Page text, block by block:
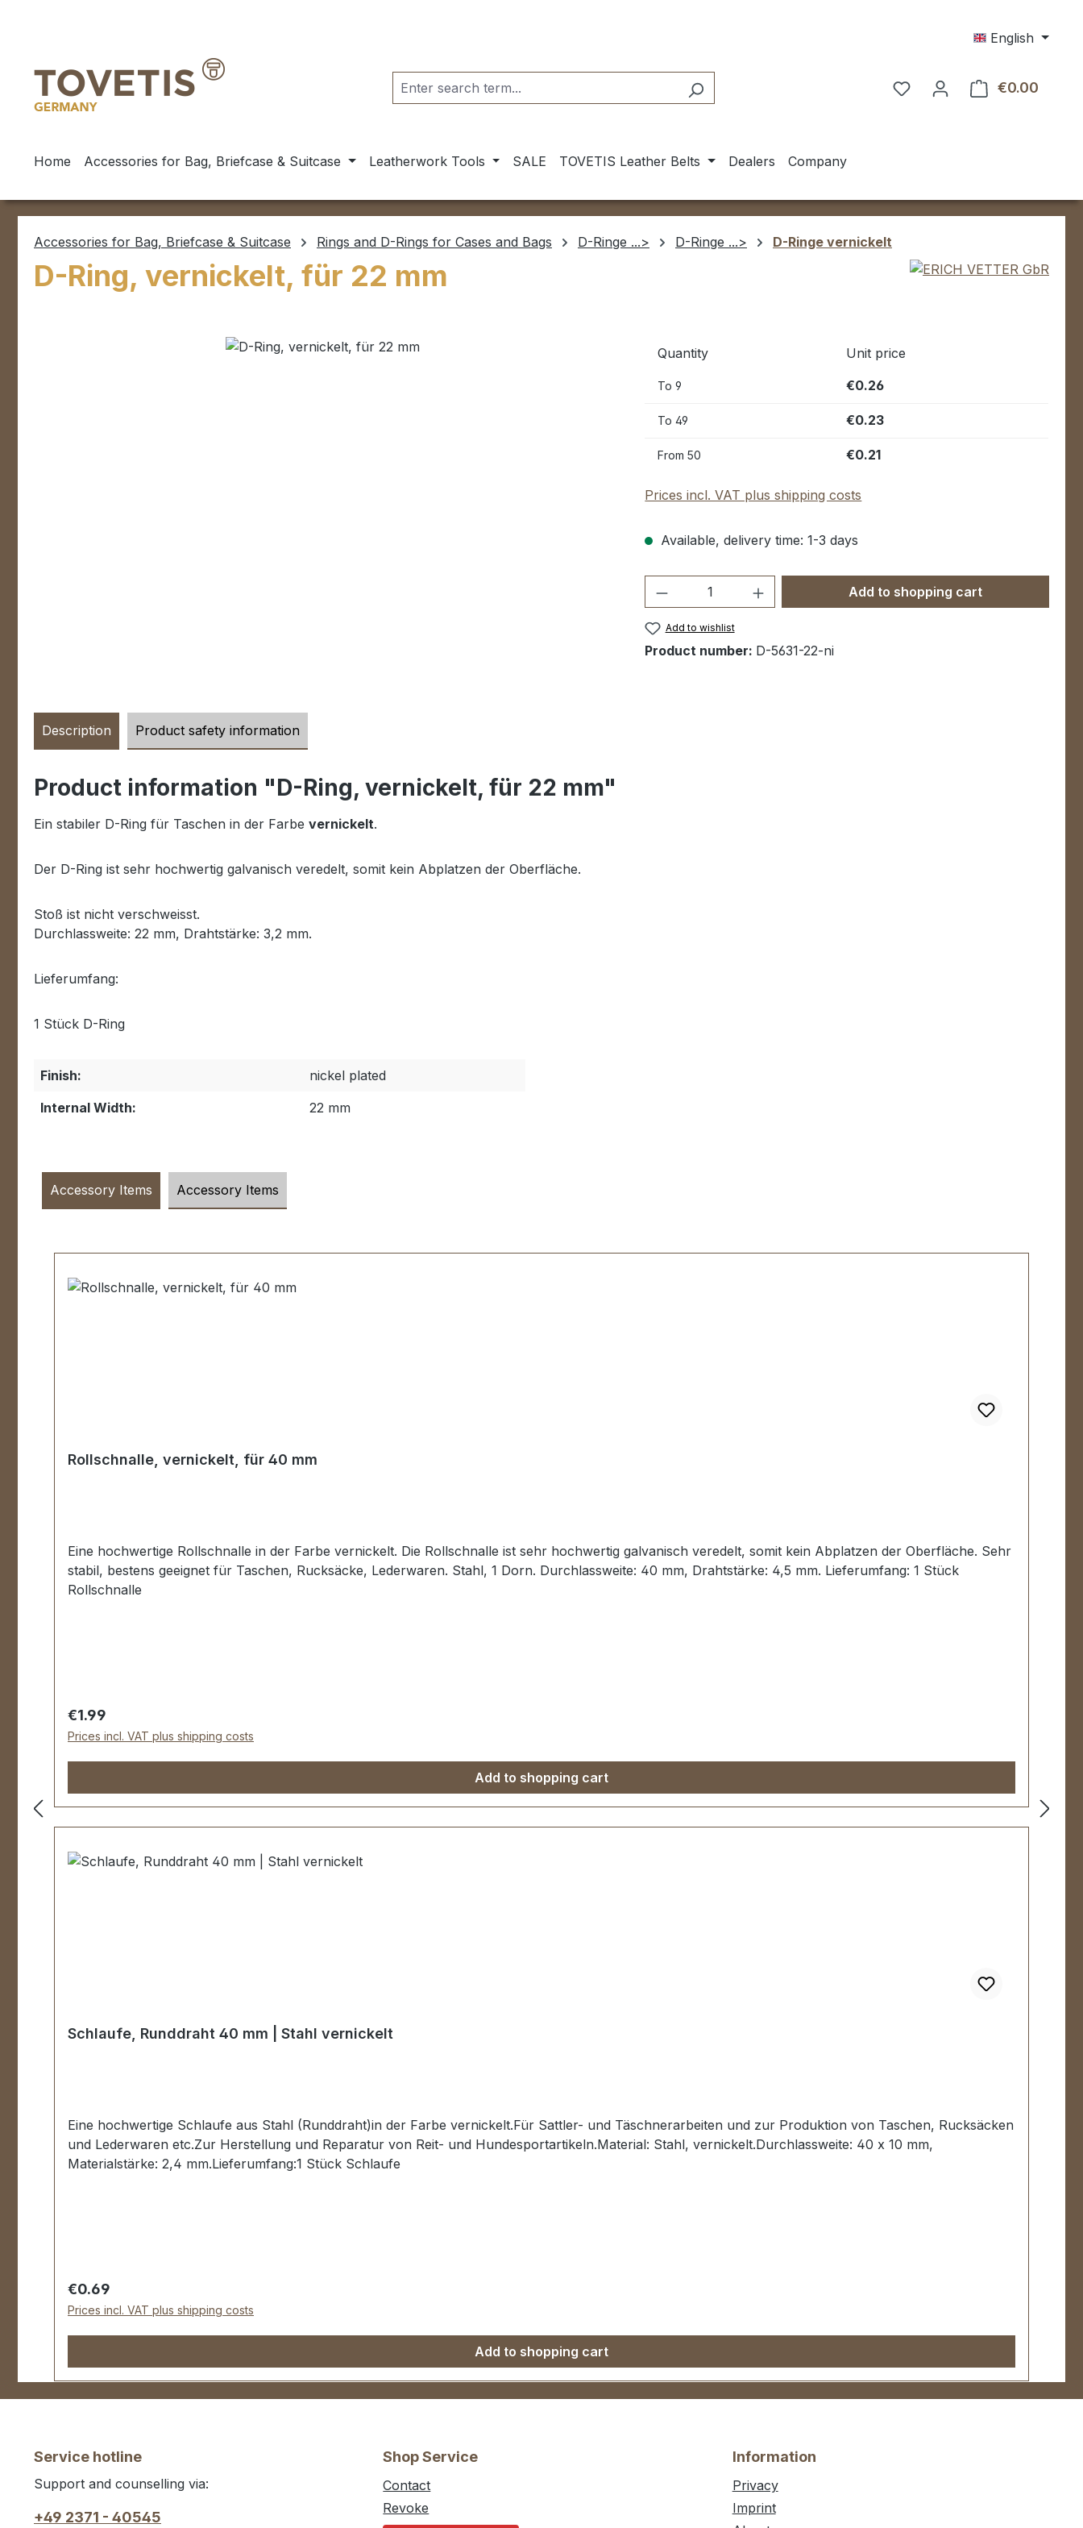
English
€0.00
Home Accessories for Bag, Briefcase & Suitcase Leatherwork Tools SALE TOVETIS Leather Belts Dealers Company
Accessories for Bag, Briefcase & Suitcase Rings and D-Rings for Cases and Bags D-Ringe ...> D-Ringe ...> D-Ringe vernickelt
D-Ring, vernickelt, für 22 mm
Quantity Unit price
To9 €0.26
To49 €0.23
From50 €0.21
Prices incl. VAT plus shipping costs
Available, delivery time: 1-3 days
Product Quantity: Enter the desired amount
Add to shopping cart
Add to wishlist
Product number: D-5631-22-ni
Description Product safety information
Product information "D-Ring, vernickelt, für 22 mm"
Ein stabiler D-Ring für Taschen in der Farbe vernickelt.
Der D-Ring ist sehr hochwertig galvanisch veredelt, somit kein Abplatzen der Oberfläche.
Stoß ist nicht verschweisst.
Durchlassweite: 22 mm, Drahtstärke: 3,2 mm.
Lieferumfang:
1 Stück D-Ring
Finish:
nickel plated
Internal Width:
22 mm
Accessory Items Accessory Items
Rollschnalle, vernickelt, für 40 mm
Eine hochwertige Rollschnalle in der Farbe vernickelt. Die Rollschnalle ist sehr hochwertig galvanisch veredelt, somit kein Abplatzen der Oberfläche. Sehr
stabil, bestens geeignet für Taschen, Rucksäcke, Lederwaren. Stahl, 1 Dorn. Durchlassweite: 40 mm, Drahtstärke: 4,5 mm. Lieferumfang: 1 Stück
Rollschnalle
Regular price:
€1.99
Prices incl. VAT plus shipping costs
Add to shopping cart
Schlaufe, Runddraht 40 mm | Stahl vernickelt
Eine hochwertige Schlaufe aus Stahl (Runddraht)in der Farbe vernickelt.Für Sattler- und Täschnerarbeiten und zur Produktion von Taschen, Rucksäcken
und Lederwaren etc.Zur Herstellung und Reparatur von Reit- und Hundesportartikeln.Material: Stahl, vernickelt.Durchlassweite: 40 x 10 mm,
Materialstärke: 2,4 mm.Lieferumfang:1 Stück Schlaufe
Regular price:
€0.69
Prices incl. VAT plus shipping costs
Add to shopping cart
Service hotline
Support and counselling via:
+49 2371 - 40545
Shop Service
Contact
Revoke
Information
Privacy
Imprint